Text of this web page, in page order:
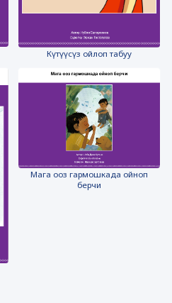
Күтүүсүз ойлоп табуу
Мага ооз гармошкада ойноп
берчи